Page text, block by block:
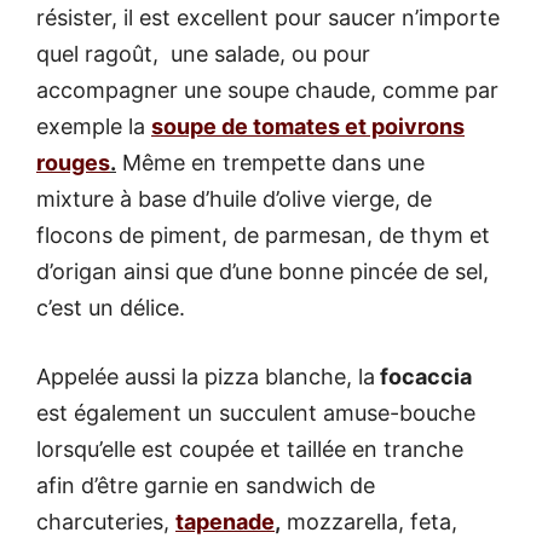
résister, il est excellent pour saucer n’importe
quel ragoût, une salade, ou pour
accompagner une soupe chaude, comme par
exemple la soupe de tomates et poivrons
rouges. Même en trempette dans une
mixture à base d’huile d’olive vierge, de
flocons de piment, de parmesan, de thym et
d’origan ainsi que d’une bonne pincée de sel,
c’est un délice.
Appelée aussi la pizza blanche, la focaccia
est également un succulent amuse-bouche
lorsqu’elle est coupée et taillée en tranche
afin d’être garnie en sandwich de
charcuteries, tapenade, mozzarella, feta,